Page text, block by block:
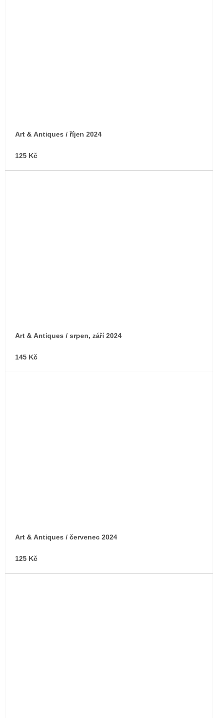
Art & Antiques / říjen 2024
125 Kč
Art & Antiques / srpen, září 2024
145 Kč
Art & Antiques / červenec 2024
125 Kč